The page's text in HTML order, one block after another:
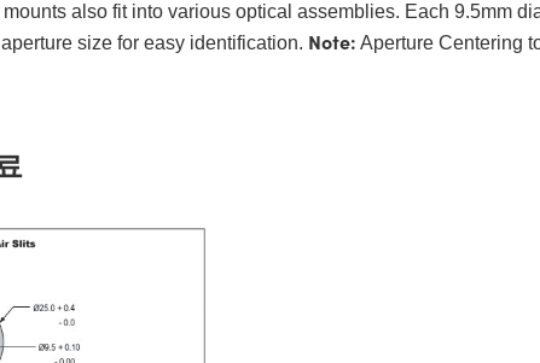
also fit into various optical assemblies. Each 9.5mm
size for easy identification. Note: Aperture Centering